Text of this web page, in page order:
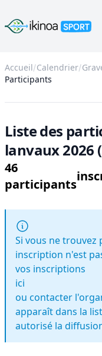
Ikinoa Sport
Accueil Calendrier
Participants
Liste des
lanvaux 2026
46
participants
Si vous ne
inscription n'est
vos inscriptions
ici
ou contacter
apparaît dans la
autorisé la